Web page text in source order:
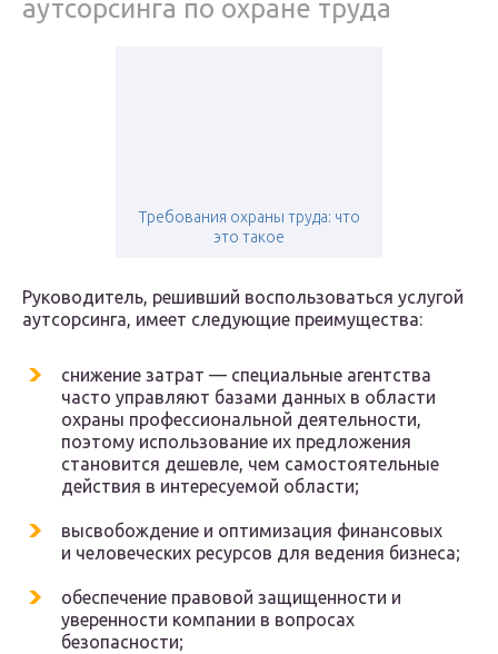
аутсорсинга по охране труда
Требования охраны труда: что
это такое
Руководитель, решивший воспользоваться услугой
аутсорсинга, имеет следующие преимущества:
снижение затрат — специальные агентства
часто управляют базами данных в области
охраны профессиональной деятельности,
поэтому использование их предложения
становится дешевле, чем самостоятельные
действия в интересуемой области;
высвобождение и оптимизация финансовых
и человеческих ресурсов для ведения бизнеса;
обеспечение правовой защищенности и
уверенности компании в вопросах
безопасности;